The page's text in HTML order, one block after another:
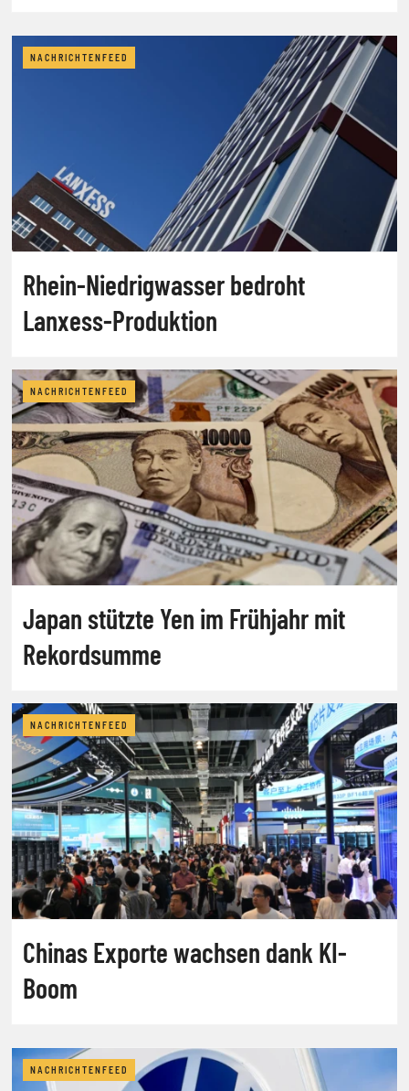
NACHRICHTENFEED
Rhein-Niedrigwasser bedroht
Lanxess-Produktion
NACHRICHTENFEED
Japan stützte Yen im Frühjahr mit
Rekordsumme
NACHRICHTENFEED
Chinas Exporte wachsen dank KI-
Boom
NACHRICHTENFEED